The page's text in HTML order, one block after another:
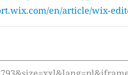
en/article/wix-